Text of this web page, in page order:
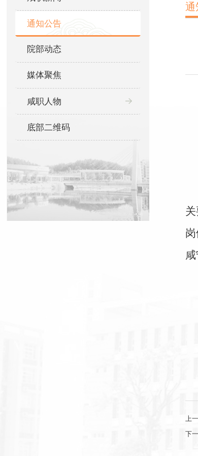
通知公告
院部动态
媒体聚焦
咸职人物
底部二维码
通
上
下